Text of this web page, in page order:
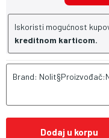
Iskoristi mogućnost
kreditnom karticom.
Brand:
Dodaj u korpu